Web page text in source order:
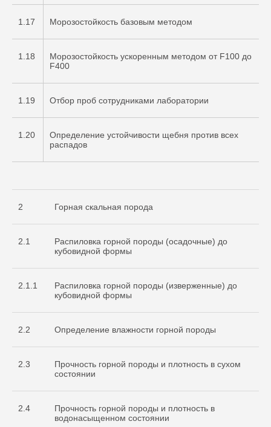
1.17 Морозостойкость базовым методом
1.18
Морозостойкость ускоренным методом от F100 до
F400
1.19 Отбор проб сотрудниками лаборатории
1.20
Определение устойчивости щебня против всех
распадов
2 Горная скальная порода
2.1
Распиловка горной породы (осадочные) до
кубовидной формы
2.1.1
Распиловка горной породы (изверженные) до
кубовидной формы
2.2 Определение влажности горной породы
2.3
Прочность горной породы и плотность в сухом
состоянии
2.4
Прочность горной породы и плотность в
водонасыщенном состоянии